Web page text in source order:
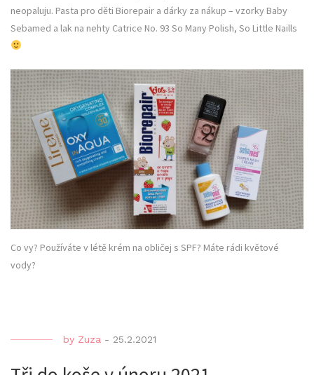
neopaluju. Pasta pro děti Biorepair a dárky za nákup – vzorky Baby
Sebamed a lak na nehty Catrice No. 93 So Many Polish, So Little Naills
Co vy? Používáte v létě krém na obličej s SPF? Máte rádi květové
vody?
by Zuza - 25.2.2021